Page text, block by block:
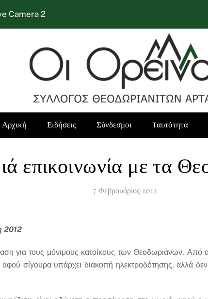
Camera 2
Αρχική Ειδήσεις Σύνδεσμοι Tαυτότητα
επικοινωνία με τα
7 Φεβρουάριος 2012
2012
για τους μόνιμους κατοίκους των Θεοδωριάνων. Από
αφού σίγουρα υπάρχει διακοπή ηλεκτροδότησης, αλλά